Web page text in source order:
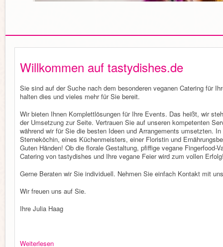
Willkommen auf tastydishes.de
Sie sind auf der Suche nach dem besonderen veganen Catering für
halten dies und vieles mehr für Sie bereit.
Wir bieten Ihnen Komplettlösungen für Ihre Events. Das heißt, wir
der Umsetzung zur Seite. Vertrauen Sie auf unseren kompetenten
während wir für Sie die besten Ideen und Arrangements umsetzten.
Sterneköchin, eines Küchenmeisters, einer Floristin und
Guten Händen! Ob die florale Gestaltung, pfiffige vegane Fingerfood-
Catering von tastydishes und Ihre vegane Feier wird zum vollen
Gerne Beraten wir Sie individuell. Nehmen Sie einfach Kontakt mit
Wir freuen uns auf Sie.
Ihre Julia Haag
Weiterlesen